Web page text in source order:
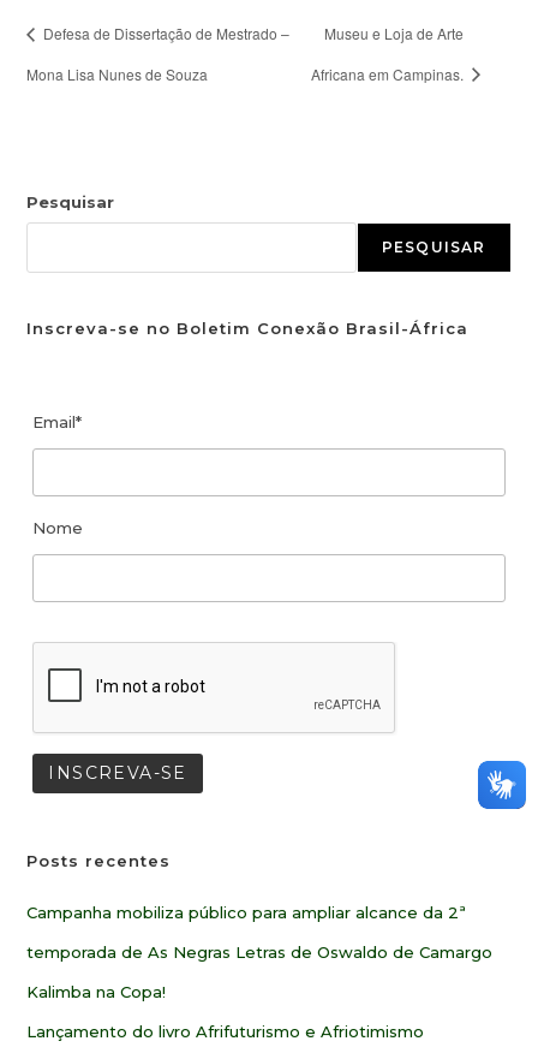
Defesa de Dissertação de Mestrado –
Mona Lisa Nunes de Souza
Museu e Loja de Arte
Africana em Campinas.
Pesquisar
PESQUISAR
Inscreva-se no Boletim Conexão Brasil-África
Email*
Nome
Posts recentes
Campanha mobiliza público para ampliar alcance da 2ª
temporada de As Negras Letras de Oswaldo de Camargo
Kalimba na Copa!
Lançamento do livro Afrifuturismo e Afriotimismo